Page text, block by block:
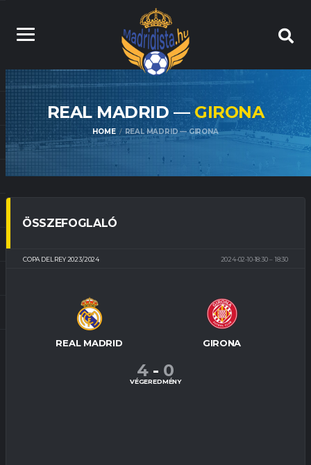
REAL MADRID — GIRONA
HOME REAL MADRID — GIRONA
ÖSSZEFOGLALÓ
COPA DEL REY 2023/2024 2024-02-10-18:30 18:30
REAL MADRID GIRONA
4 - 0
VÉGEREDMÉNY